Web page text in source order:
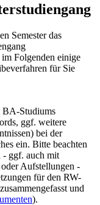
Semester das
Folgenden einige
für Sie
BA-Studiums
ggf. weitere
bei der
ein. Bitte beachten
- ggf. auch mit
Aufstellungen -
für den RW-
und
).